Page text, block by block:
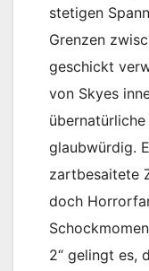
stetigen
Grenzen
geschickt
von Skyes
glaubwürdig.
zartbesaitete
doch
2“ gelingt es,